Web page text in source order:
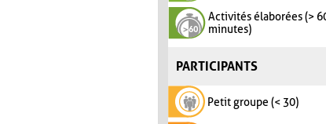
Activités élaborées (>
minutes)
PARTICIPANTS
Petit groupe (< 30)